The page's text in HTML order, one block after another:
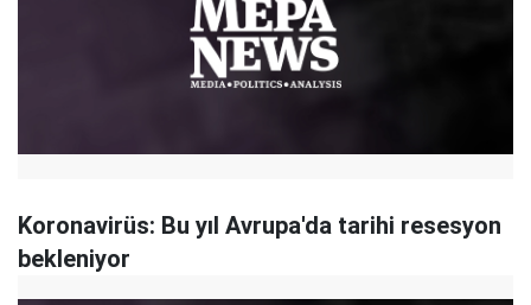
Koronavirüs: Bu yıl Avrupa'da tarihi resesyon
bekleniyor